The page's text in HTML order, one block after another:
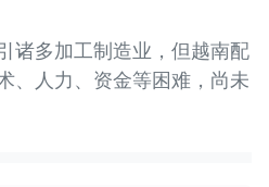
诸多加工制造业，但越南配
、人力、资金等困难，尚未